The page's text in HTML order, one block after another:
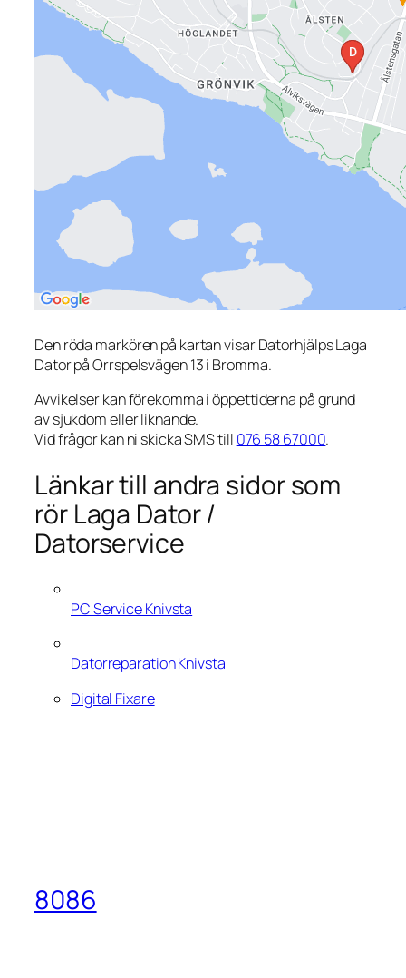
Den röda markören på kartan visar Datorhjälps Laga
Dator på Orrspelsvägen 13 i Bromma.
Avvikelser kan förekomma i öppettiderna på grund
av sjukdom eller liknande.
Vid frågor kan ni skicka SMS till 076 58 67000.
Länkar till andra sidor som
rör Laga Dator /
Datorservice
PC Service Knivsta
Datorreparation Knivsta
Digital Fixare
8086